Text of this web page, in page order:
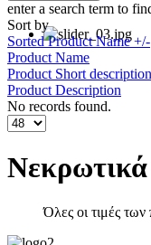
enter a search term to
Sort by
Sorted Product Name +/-
Product Name
Product Short description
Product Description
No records found.
Όλες οι τιμές